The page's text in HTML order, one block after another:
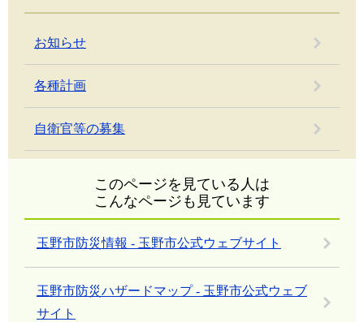
お知らせ
各種計画
自衛官等の募集
このページを見ている人は
こんなページも見ています
玉野市防災情報 - 玉野市公式ウェブサイト
玉野市防災ハザードマップ - 玉野市公式ウェブ
サイト